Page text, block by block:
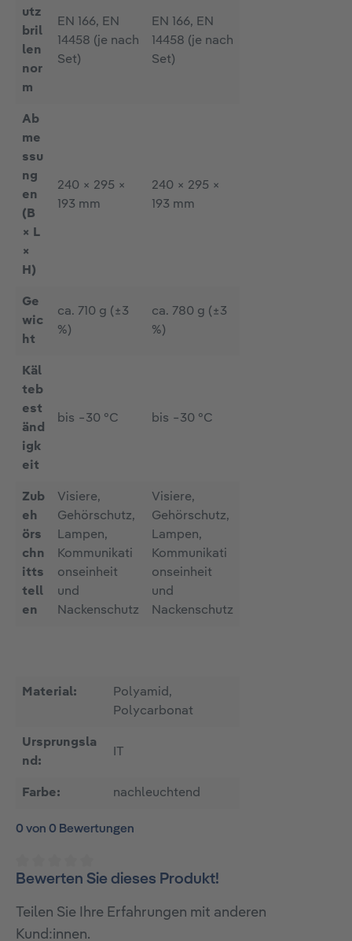
utz
bril
len
nor
m
EN 166, EN
14458 (je nach
Set)
EN 166, EN
14458 (je nach
Set)
Ab
me
ssu
ng
en
(B
× L
×
H)
240 × 295 ×
193 mm
240 × 295 ×
193 mm
Ge
wic
ht
ca. 710 g (±3
%)
ca. 780 g (±3
%)
Käl
teb
est
änd
igk
eit
bis −30 °C bis −30 °C
Zub
eh
örs
chn
itts
tell
en
Visiere,
Gehörschutz,
Lampen,
Kommunikati
onseinheit
und
Nackenschutz
Visiere,
Gehörschutz,
Lampen,
Kommunikati
onseinheit
und
Nackenschutz
Material:
Polyamid,
Polycarbonat
Ursprungsla
nd:
Farbe: nachleuchtend
0 von 0 Bewertungen
Durchschnittliche Bewertung von 0 von 5 Sternen
Bewerten Sie dieses Produkt!
Teilen Sie Ihre Erfahrungen mit anderen
Kund:innen.